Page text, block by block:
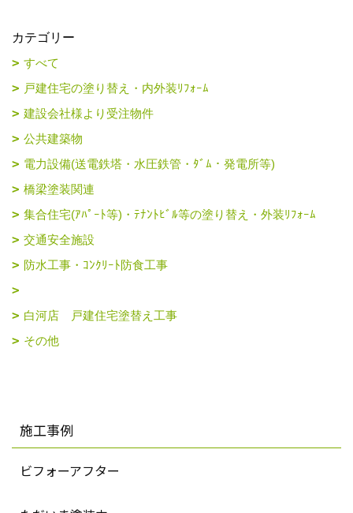
カテゴリー
すべて
戸建住宅の塗り替え・内外装ﾘﾌｫｰﾑ
建設会社様より受注物件
公共建築物
電力設備(送電鉄塔・水圧鉄管・ﾀﾞﾑ・発電所等)
橋梁塗装関連
集合住宅(ｱﾊﾟｰﾄ等)・ﾃﾅﾝﾄﾋﾞﾙ等の塗り替え・外装ﾘﾌｫｰﾑ
交通安全施設
防水工事・ｺﾝｸﾘｰﾄ防食工事
白河店 戸建住宅塗替え工事
その他
施工事例
ビフォーアフター